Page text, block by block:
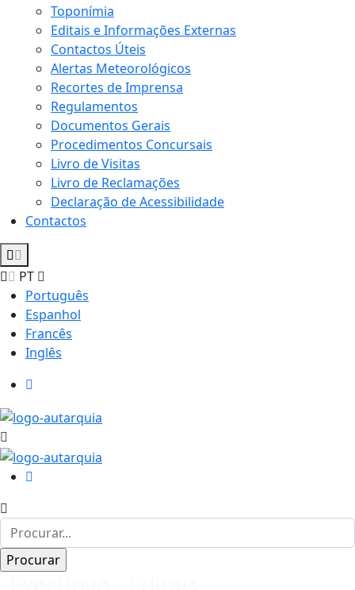
Toponímia
Editais e Informações Externas
Contactos Úteis
Alertas Meteorológicos
Recortes de Imprensa
Regulamentos
Documentos Gerais
Procedimentos Concursais
Livro de Visitas
Livro de Reclamações
Declaração de Acessibilidade
Contactos
PT
Português
Espanhol
Francês
Inglês